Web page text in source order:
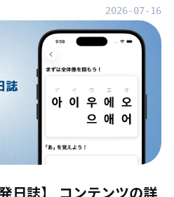
2026-07-16
日誌】 コンテンツの詳